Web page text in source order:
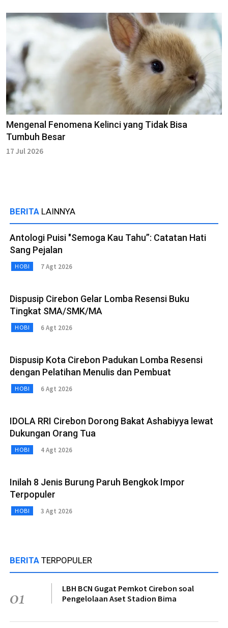
Mengenal Fenomena Kelinci yang Tidak Bisa
Tumbuh Besar
17 Jul 2026
BERITA LAINNYA
Antologi Puisi "Semoga Kau Tahu”: Catatan Hati
Sang Pejalan
HOBI 7 Agt 2026
Dispusip Cirebon Gelar Lomba Resensi Buku
Tingkat SMA/SMK/MA
HOBI 6 Agt 2026
Dispusip Kota Cirebon Padukan Lomba Resensi
dengan Pelatihan Menulis dan Pembuat
HOBI 6 Agt 2026
IDOLA RRI Cirebon Dorong Bakat Ashabiyya lewat
Dukungan Orang Tua
HOBI 4 Agt 2026
Inilah 8 Jenis Burung Paruh Bengkok Impor
Terpopuler
HOBI 3 Agt 2026
BERITA TERPOPULER
01
LBH BCN Gugat Pemkot Cirebon soal
Pengelolaan Aset Stadion Bima